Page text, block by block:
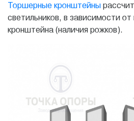
Торшерные кронштейны
светильников, в зависимости
кронштейна (наличия рожков).